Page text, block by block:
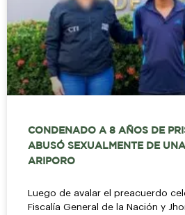
CONDENADO A 8 AÑOS DE
ABUSÓ SEXUALMENTE DE
ARIPORO
Luego de avalar el preacuerdo
Fiscalía General de la Nación y